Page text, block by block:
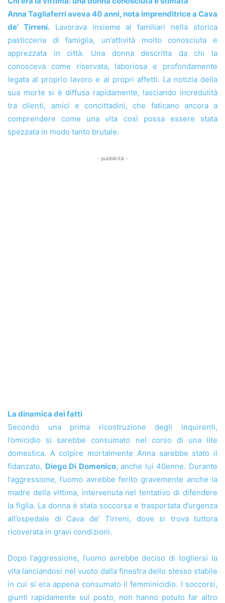
Anna Tagliaferri aveva 40 anni, nota imprenditrice a Cava
de’ Tirreni.Lavorava insieme ai familiari nella storica
pasticceria di famiglia, un’attività molto conosciuta e
apprezzata in città. Una donna descritta da chi la
conosceva come riservata, laboriosa e profondamente
legata al proprio lavoro e ai propri affetti. La notizia della
sua morte si è diffusa rapidamente, lasciando incredulità
tra clienti, amici e concittadini, che faticano ancora a
comprendere come una vita così possa essere stata
spezzata in modo tanto brutale.
- pubblicità -
La dinamica dei fatti
Secondo una prima ricostruzione degli inquirenti,
l’omicidio si sarebbe consumato nel corso di una lite
domestica. A colpire mortalmente Anna sarebbe stato il
fidanzato, Diego Di Domenico, anche lui 40enne. Durante
l’aggressione, l’uomo avrebbe ferito gravemente anche la
madre della vittima, intervenuta nel tentativo di difendere
la figlia. La donna è stata soccorsa e trasportata d’urgenza
all’ospedale di Cava de’ Tirreni, dove si trova tuttora
ricoverata in gravi condizioni.
Dopo l’aggressione, l’uomo avrebbe deciso di togliersi la
vita lanciandosi nel vuoto dalla finestra dello stesso stabile
in cui si era appena consumato il femminicidio. I soccorsi,
giunti rapidamente sul posto, non hanno potuto far altro